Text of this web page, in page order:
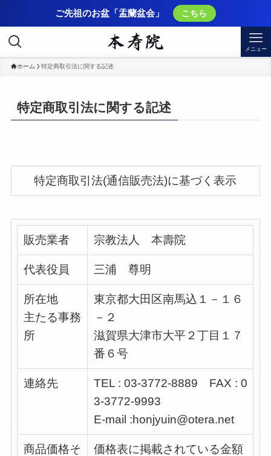
ご先祖のお盆「盂蘭盆会」 こちら
メニュー
ホーム 特定商取引法に関する記述
特定商取引法に関する記述
特定商取引法(通信販売法)に基づく表示
販売業者 宗教法人 本壽院
代表役員 三浦 尊明
所在地
主たる事務
所
東京都大田区南馬込１－１６
－２
滋賀県大津市大平２丁目１７
番６号
連絡先
TEL : 03-3772-8889 FAX : 0
3-3772-9993
E-mail :honjyuin@otera.net
商品価格そ
価格表に掲載されている金額